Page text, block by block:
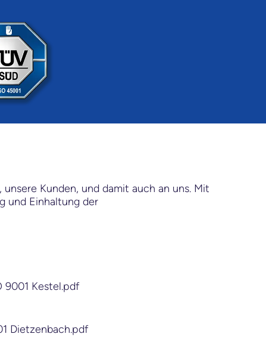
Kunden, und damit auch an uns. Mit
und Einhaltung der
9001 Kestel.pdf
Dietzenbach.pdf